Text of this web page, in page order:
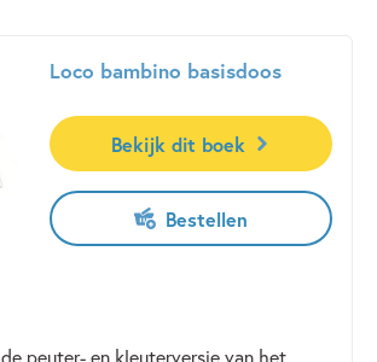
Loco bambino basisdoos
Bekijk dit boek
Bestellen
peuter- en kleuterversie van het